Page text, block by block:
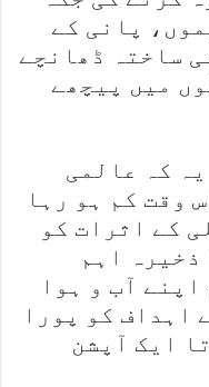
پانی کے
ساختہ ڈھانچے
میں پیچھے
کہ عالمی
وقت کم ہو رہا
کے اثرات کو
ذخیرہ اہم
آب و ہوا
اہداف کو پورا
ایک آپشن